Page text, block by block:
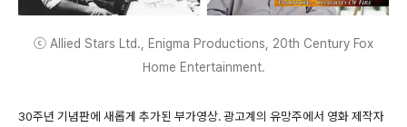
ⓒ Allied Stars Ltd., Enigma Productions, 20th Century Fox
Home Entertainment.
30주년 기념판에 새롭게 추가된 부가영상. 광고계의 유망주에서 영화 제작자